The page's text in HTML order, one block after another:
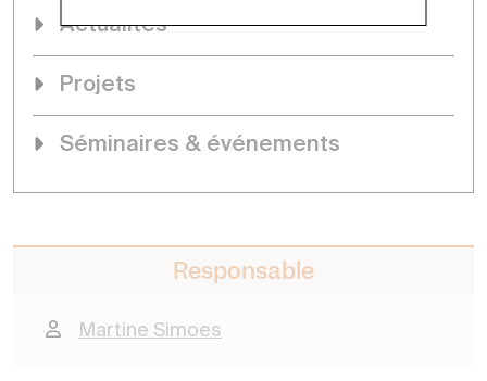
Actualités
Projets
Séminaires & événements
Responsable
Martine Simoes